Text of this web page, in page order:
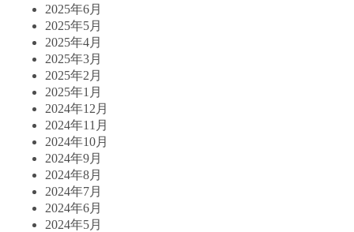
2025年6月
2025年5月
2025年4月
2025年3月
2025年2月
2025年1月
2024年12月
2024年11月
2024年10月
2024年9月
2024年8月
2024年7月
2024年6月
2024年5月